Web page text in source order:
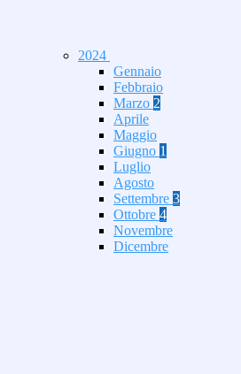
2024
Gennaio
Febbraio
Marzo 2
Aprile
Maggio
Giugno 1
Luglio
Agosto
Settembre 3
Ottobre 4
Novembre
Dicembre